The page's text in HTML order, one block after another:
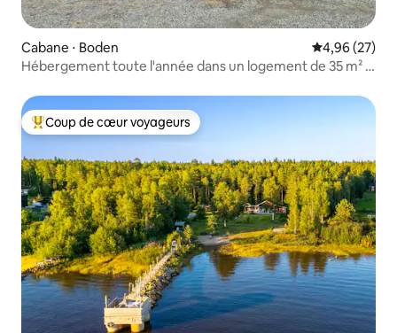
Cabane ⋅ Boden Évaluation
4,96 (27)
Hébergement toute l'année dans un logement de 35 m² à
Coups de cœur voyageurs les plus appréciés
Coup de cœur voyageurs